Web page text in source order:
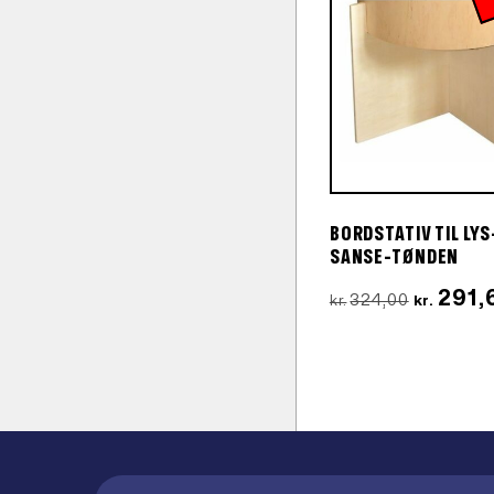
BORDSTATIV TIL
SANSE-TØNDEN
kr. 324,00
Den
kr.